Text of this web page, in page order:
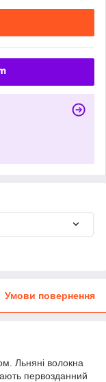
Умови повернення
Льняні волокна
первозданний